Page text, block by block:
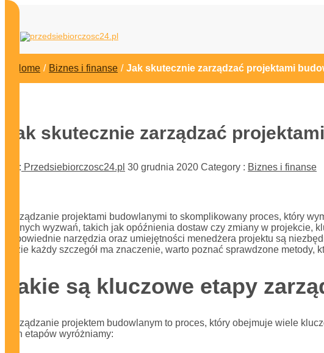
Home / Biznes i finanse / Jak skutecznie zarządzać projektami
Jak skutecznie zarządzać
By : Przedsiebiorczosc24.pl 30 grudnia 2020 Category : Biznes i finanse
Zarządzanie projektami budowlanymi to skomplikowany proces, który
licznych wyzwań, takich jak opóźnienia dostaw czy zmiany w
odpowiednie narzędzia oraz umiejętności menedżera projektu są
gdzie każdy szczegół ma znaczenie, warto poznać sprawdzone
Jakie są kluczowe etapy
Zarządzanie projektem budowlanym to proces, który obejmuje wiele
tych etapów wyróżniamy: